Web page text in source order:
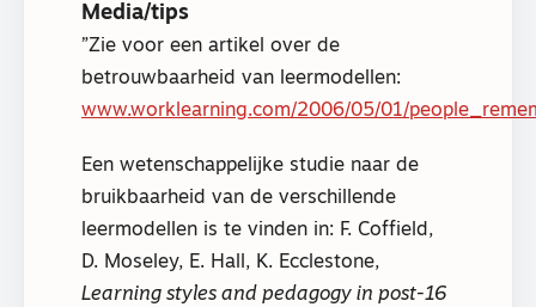
Media/tips
Zie voor een artikel over de
betrouwbaarheid van leermodellen:
www.worklearning.com/2006/05/01/
Een wetenschappelijke studie naar de
bruikbaarheid van de verschillende
leermodellen is te vinden in: F. Coffield,
D. Moseley, E. Hall, K. Ecclestone,
Learning styles and pedagogy in post-16